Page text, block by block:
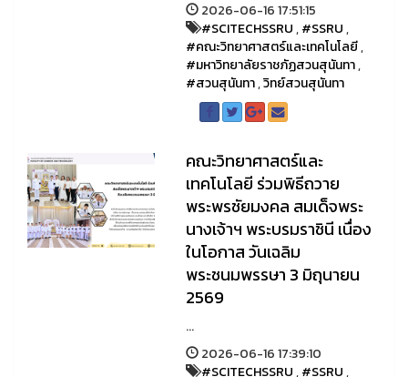
2026-06-16 17:51:15
#SCITECHSSRU,#SSRU,
#คณะวิทยาศาสตร์และเทคโนโลยี,
#มหาวิทยาลัยราชภัฏสวนสุนันทา,
#สวนสุนันทา,วิทย์สวนสุนันทา
คณะวิทยาศาสตร์และ
เทคโนโลยี ร่วมพิธีถวาย
พระพรชัยมงคล สมเด็จพระ
นางเจ้าฯ พระบรมราชินี เนื่อง
ในโอกาส วันเฉลิม
พระชนมพรรษา 3 มิถุนายน
2569
...
2026-06-16 17:39:10
#SCITECHSSRU,#SSRU,